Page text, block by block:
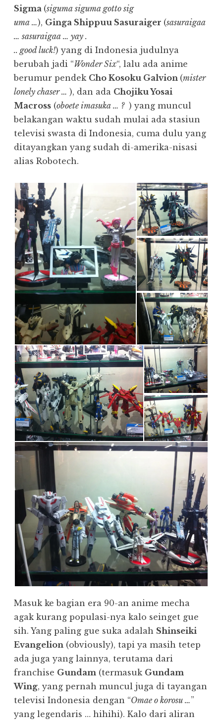
Sigma (siguma siguma gotto sig
uma …), Ginga Shippuu Sasuraiger (sasuraigaa
… sasuraigaa … yay .
.. good luck!) yang di Indonesia judulnya
berubah jadi “Wonder Six“, lalu ada anime
berumur pendek Cho Kosoku Galvion (mister
lonely chaser … ), dan ada Chojiku Yosai
Macross (oboete imasuka … ? ) yang muncul
belakangan waktu sudah mulai ada stasiun
televisi swasta di Indonesia, cuma dulu yang
ditayangkan yang sudah di-amerika-nisasi
alias Robotech.
Masuk ke bagian era 90-an anime mecha
agak kurang populasi-nya kalo seinget gue
sih. Yang paling gue suka adalah Shinseiki
Evangelion (obviously), tapi ya masih tetep
ada juga yang lainnya, terutama dari
franchise Gundam (termasuk Gundam
Wing, yang pernah muncul juga di tayangan
televisi Indonesia dengan “Omae o korosu …”
yang legendaris … hihihi). Kalo dari aliran